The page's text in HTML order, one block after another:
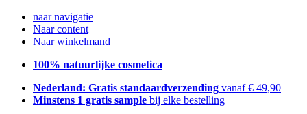
naar navigatie
Naar content
Naar winkelmand
100% natuurlijke cosmetica
Nederland: Gratis standaardverzending vanaf € 49,90
Minstens 1 gratis sample bij elke bestelling